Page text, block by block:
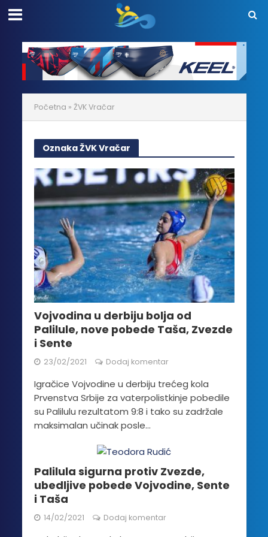
Početna » ŽVK Vračar
Oznaka ŽVK Vračar
Vojvodina u derbiju bolja od
Palilule, nove pobede Taša, Zvezde
i Sente
23/02/2021 Dodaj komentar
Igračice Vojvodine u derbiju trećeg kola
Prvenstva Srbije za vaterpolistkinje pobedile
su Palilulu rezultatom 9:8 i tako su zadržale
maksimalan učinak posle...
Palilula sigurna protiv Zvezde,
ubedljive pobede Vojvodine, Sente
i Taša
14/02/2021 Dodaj komentar